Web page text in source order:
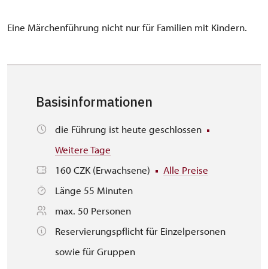
Eine Märchenführung nicht nur für Familien mit Kindern.
Basisinformationen
die Führung ist heute geschlossen
Weitere Tage
160 CZK (Erwachsene)
Alle Preise
Länge 55 Minuten
max. 50 Personen
Reservierungspflicht für Einzelpersonen
sowie für Gruppen